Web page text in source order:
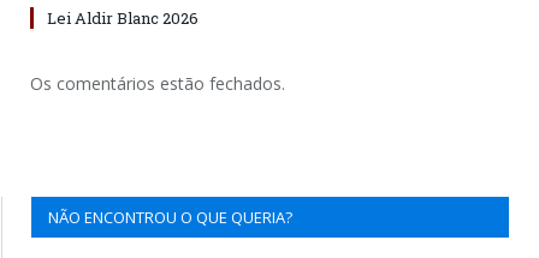
Lei Aldir Blanc 2026
Os comentários estão fechados.
NÃO ENCONTROU O QUE QUERIA?